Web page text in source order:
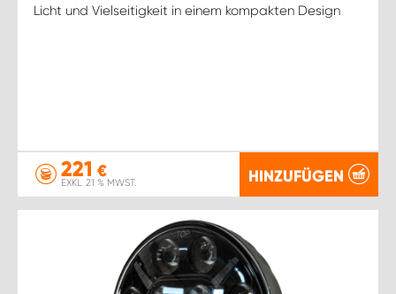
Licht und Vielseitigkeit in einem kompakten Design
221 €
EXKL. 21 % MWST. HINZUFÜGEN